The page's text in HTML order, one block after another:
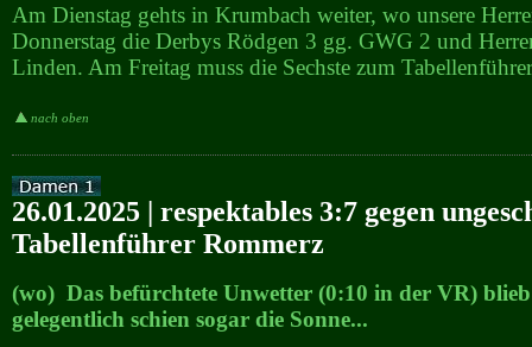
Am Dienstag gehts in Krumbach weiter, wo unsere
Donnerstag die Derbys Rödgen 3 gg. GWG 2 und
Linden. Am Freitag muss die Sechste zum
nach oben
26.01.2025 | respektables 3:7 gegen
Tabellenführer Rommerz
(wo) Das befürchtete Unwetter (0:10 in der VR)
gelegentlich schien sogar die Sonne...